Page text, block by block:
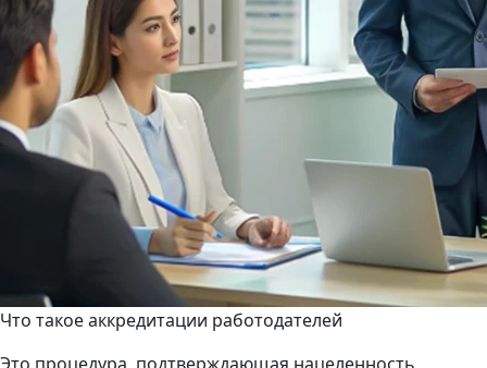
Что такое аккредитации работодателей